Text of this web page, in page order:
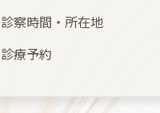
診察時間・所在地
診療予約